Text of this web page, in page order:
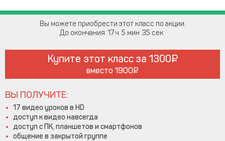
Вы можете приобрести этот класс по акции.
До окончания 17 5 35
Купите этот класс за 1300
вместо 1900
ВЫ ПОЛУЧИТЕ:
17 видео уроков в HD
доступ к видео навсегда
доступ с ПК, планшетов и смартфонов
общение в закрытой группе